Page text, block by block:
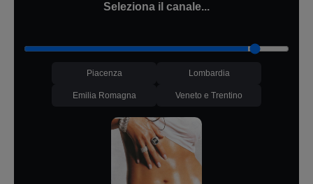
Seleziona il canale...
Piacenza Lombardia
Emilia Romagna Veneto e Trentino